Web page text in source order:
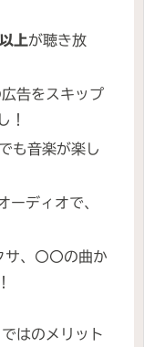
上が聴き放
告をスキップ
！
も音楽が楽し
ディオで、
サ、〇〇の曲か
はのメリット